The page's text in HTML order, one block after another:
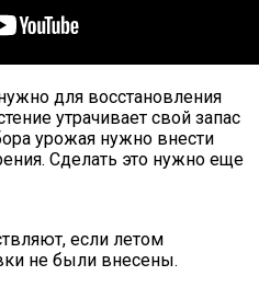
для восстановления
утрачивает свой запас
урожая нужно внести
Сделать это нужно еще
если летом
не были внесены.